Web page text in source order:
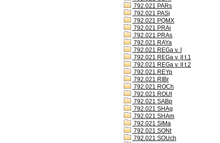
792.021 PARs
792.021 PASj
792.021 PQMX
792.021 PRAi
792.021 PRAs
792.021 RAYa
792.021 REGa v. I
792.021 REGa v. II t.1
792.021 REGa v. II t.2
792.021 REYp
792.021 RIBr
792.021 ROCh
792.021 ROUt
792.021 SABp
792.021 SHAg
792.021 SHAm
792.021 SIMa
792.021 SONt
792.021 SOUch